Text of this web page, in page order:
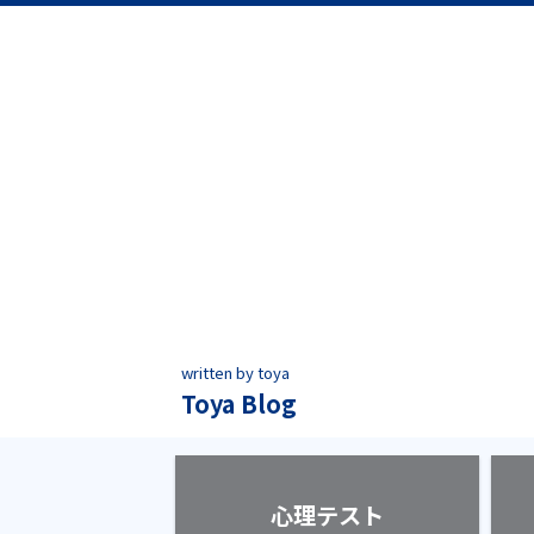
written by toya
Toya Blog
心理テスト